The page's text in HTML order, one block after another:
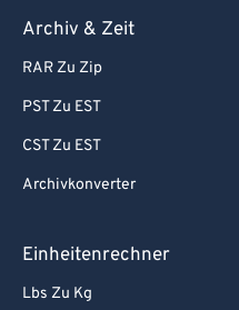
Archiv & Zeit
RAR Zu Zip
PST Zu EST
CST Zu EST
Archivkonverter
Einheitenrechner
Lbs Zu Kg